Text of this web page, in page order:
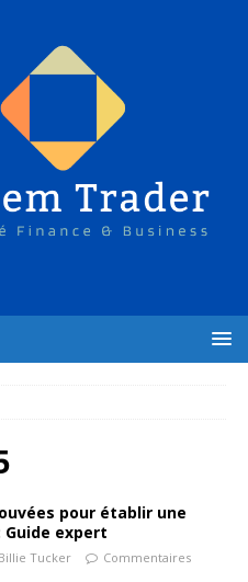
pour établir une
expert
Billie Tucker
Commentaires